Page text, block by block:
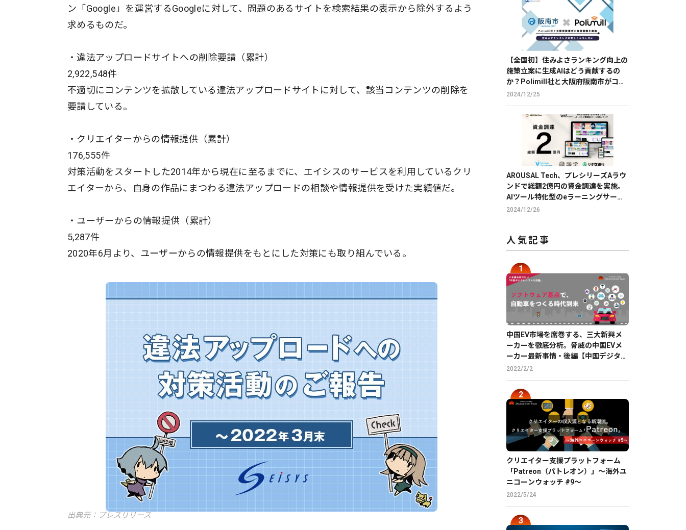
ン「Google」を運営するGoogleに対して、問題のあるサイトを検索結果の表示から除外するよう
求めるものだ。
・違法アップロードサイトへの削除要請（累計）
2,922,548件
不適切にコンテンツを拡散している違法アップロードサイトに対して、該当コンテンツの削除を
要請している。
・クリエイターからの情報提供（累計）
176,555件
対策活動をスタートした2014年から現在に至るまでに、エイシスのサービスを利用しているクリ
エイターから、自身の作品にまつわる違法アップロードの相談や情報提供を受けた実績値だ。
・ユーザーからの情報提供（累計）
5,287件
2020年6月より、ユーザーからの情報提供をもとにした対策にも取り組んでいる。
出典元：プレスリリース
【全国初】住みよさランキング向上の
施策立案に生成AIはどう貢献するの
か？Polimill社と大阪府阪南市がコモ
ンズAIを用いて実証実験を実施
2024/12/25
AROUSAL Tech、プレシリーズAラウ
ンドで総額2億円の資金調達を実施。
AIツール特化型のeラーニングサービ
スで、DXを推進。
2024/12/26
人気記事
中国EV市場を席巻する、三大新興メ
ーカーを徹底分析。脅威の中国EVメ
ーカー最新事情・後編【中国デジタル
企業最前線】
2022/2/2
クリエイター支援プラットフォーム
「Patreon（パトレオン）」〜海外ユ
ニコーンウォッチ #9〜
2022/5/24